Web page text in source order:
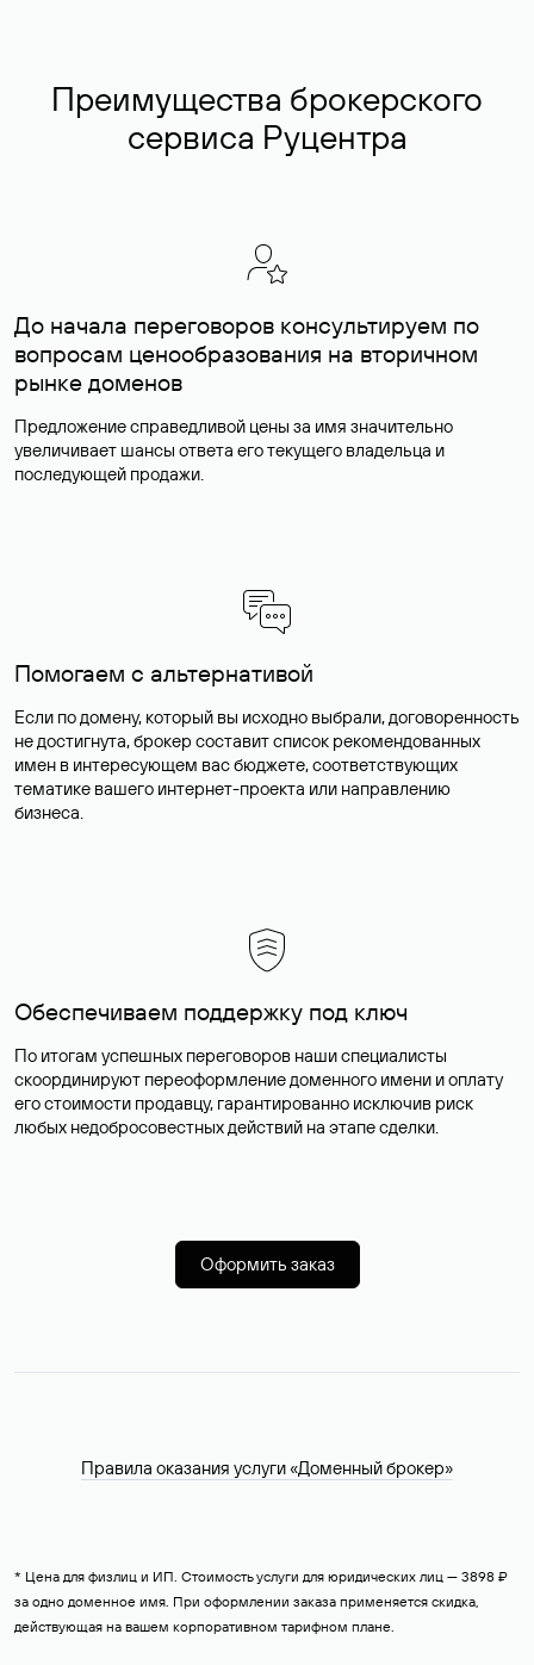
Преимущества брокерского
сервиса Руцентра
До начала переговоров консультируем по
вопросам ценообразования на вторичном
рынке доменов
Предложение справедливой цены за имя значительно
увеличивает шансы ответа его текущего владельца и
последующей продажи.
Помогаем с альтернативой
Если по домену, который вы исходно выбрали, договоренность
не достигнута, брокер составит список рекомендованных
имен в интересующем вас бюджете, соответствующих
тематике вашего интернет-проекта или направлению
бизнеса.
Обеспечиваем поддержку под ключ
По итогам успешных переговоров наши специалисты
скоординируют переоформление доменного имени и оплату
его стоимости продавцу, гарантированно исключив риск
любых недобросовестных действий на этапе сделки.
Оформить заказ
Правила оказания услуги «Доменный брокер»
* Цена для физлиц и ИП. Стоимость услуги для юридических лиц — 3898 ₽
за одно доменное имя. При оформлении заказа применяется скидка,
действующая на вашем корпоративном тарифном плане.